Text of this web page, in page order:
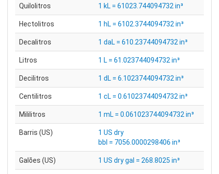
Quilolitros 1 kL = 61023.744094732 in³
Hectolitros 1 hL = 6102.3744094732 in³
Decalitros 1 daL = 610.23744094732 in³
Litros 1 L = 61.023744094732 in³
Decilitros 1 dL = 6.1023744094732 in³
Centilitros 1 cL = 0.61023744094732 in³
Mililitros 1 mL = 0.061023744094732 in³
Barris (US)
1 US dry
bbl = 7056.0000298406 in³
Galões (US) 1 US dry gal = 268.8025 in³